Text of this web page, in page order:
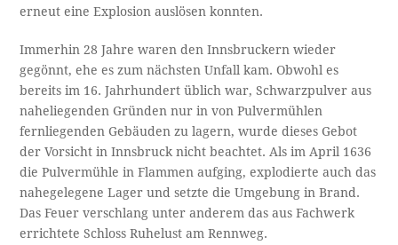
erneut eine Explosion auslösen konnten.
Immerhin 28 Jahre waren den Innsbruckern wieder
gegönnt, ehe es zum nächsten Unfall kam. Obwohl es
bereits im 16. Jahrhundert üblich war, Schwarzpulver aus
naheliegenden Gründen nur in von Pulvermühlen
fernliegenden Gebäuden zu lagern, wurde dieses Gebot
der Vorsicht in Innsbruck nicht beachtet. Als im April 1636
die Pulvermühle in Flammen aufging, explodierte auch das
nahegelegene Lager und setzte die Umgebung in Brand.
Das Feuer verschlang unter anderem das aus Fachwerk
errichtete Schloss Ruhelust am Rennweg.